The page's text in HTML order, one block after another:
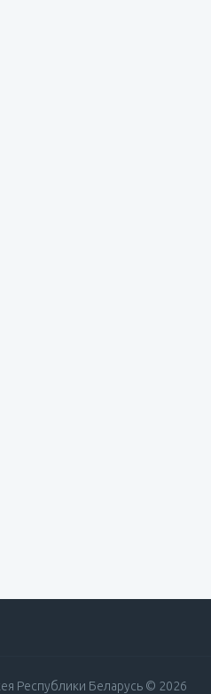
Республики Беларусь © 2026